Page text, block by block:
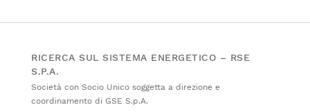
RICERCA SUL SISTEMA ENERGETICO – RSE
S.P.A.
Società con Socio Unico soggetta a direzione e
coordinamento di GSE S.p.A.